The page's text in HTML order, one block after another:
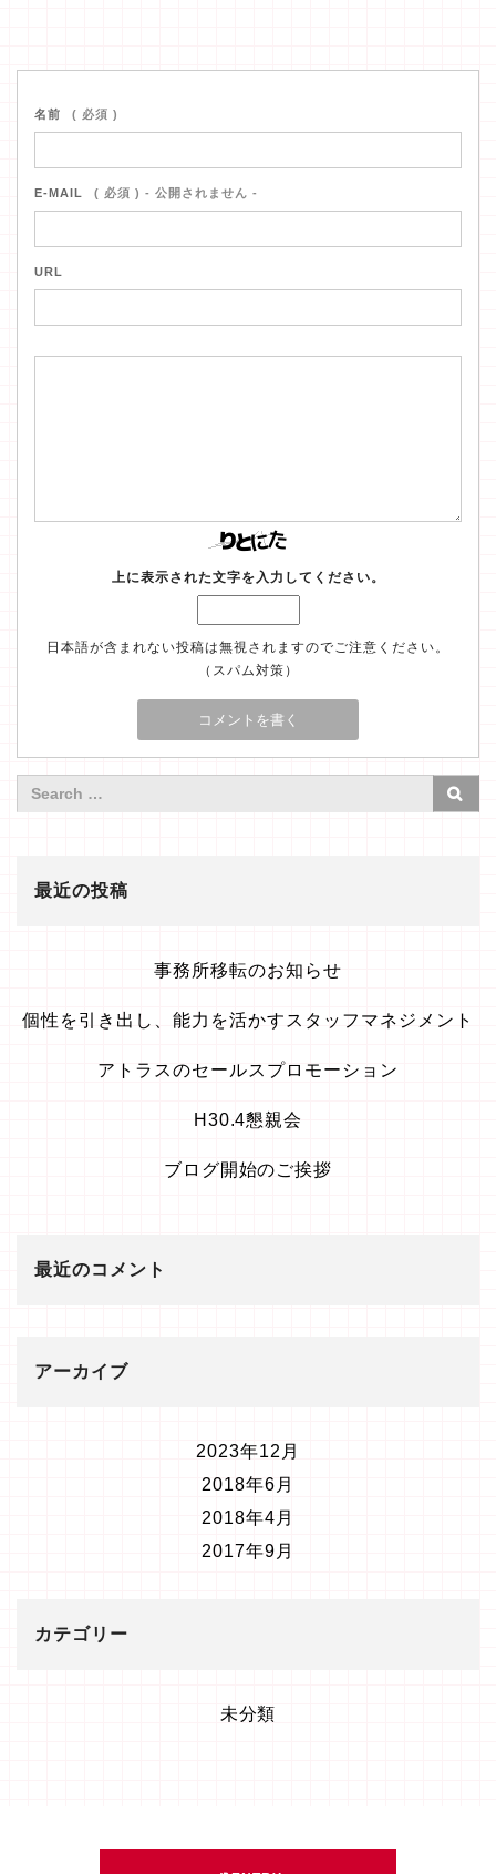
名前 ( 必須 )
E-MAIL ( 必須 ) - 公開されません -
URL
上に表示された文字を入力してください。
日本語が含まれない投稿は無視されますのでご注意ください。
（スパム対策）
最近の投稿
事務所移転のお知らせ
個性を引き出し、能力を活かすスタッフマネジメント
アトラスのセールスプロモーション
H30.4懇親会
ブログ開始のご挨拶
最近のコメント
アーカイブ
2023年12月
2018年6月
2018年4月
2017年9月
カテゴリー
未分類